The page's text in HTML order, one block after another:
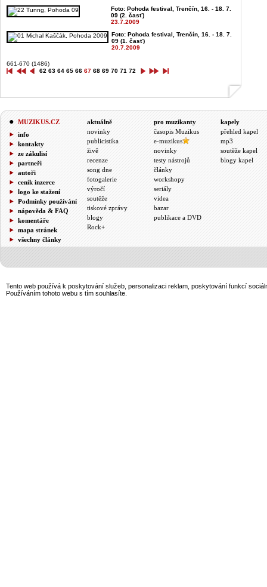
Foto: Pohoda festival, Trenčín, 16. - 18. 7.
09 (2. časť)
23.7.2009
Foto: Pohoda festival, Trenčín, 16. - 18. 7.
09 (1. časť)
20.7.2009
661-670 (1486)
62 63 64 65 66 67 68 69 70 71 72
MUZIKUS.CZ
info
kontakty
ze zákulisí
partneři
autoři
ceník inzerce
logo ke stažení
Podmínky používání
nápověda & FAQ
komentáře
mapa stránek
všechny články
aktuálně
novinky
publicistika
živě
recenze
song dne
fotogalerie
výročí
soutěže
tiskové zprávy
blogy
Rock+
pro muzikanty
časopis Muzikus
e-muzikus
novinky
testy nástrojů
články
workshopy
seriály
videa
bazar
publikace a DVD
kapely
přehled kapel
mp3
soutěže kapel
blogy kapel
Tento web používá k poskytování služeb, personalizaci reklam, poskytování funkcí
Používáním tohoto webu s tím souhlasíte.